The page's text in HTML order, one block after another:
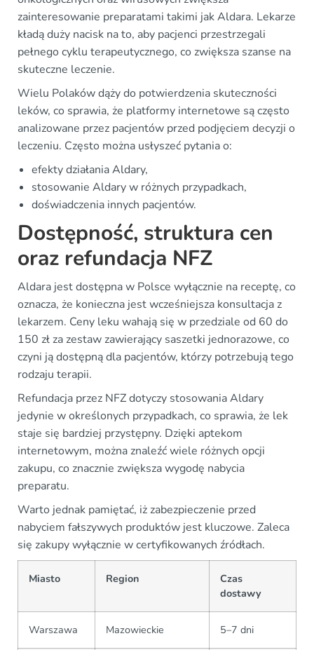
zainteresowanie preparatami takimi jak Aldara. Lekarze
kładą duży nacisk na to, aby pacjenci przestrzegali
pełnego cyklu terapeutycznego, co zwiększa szanse na
skuteczne leczenie.
Wielu Polaków dąży do potwierdzenia skuteczności
leków, co sprawia, że platformy internetowe są często
analizowane przez pacjentów przed podjęciem decyzji o
leczeniu. Często można usłyszeć pytania o:
efekty działania Aldary,
stosowanie Aldary w różnych przypadkach,
doświadczenia innych pacjentów.
Dostępność, struktura cen
oraz refundacja NFZ
Aldara jest dostępna w Polsce wyłącznie na receptę, co
oznacza, że konieczna jest wcześniejsza konsultacja z
lekarzem. Ceny leku wahają się w przedziale od 60 do
150 zł za zestaw zawierający saszetki jednorazowe, co
czyni ją dostępną dla pacjentów, którzy potrzebują tego
rodzaju terapii.
Refundacja przez NFZ dotyczy stosowania Aldary
jedynie w określonych przypadkach, co sprawia, że lek
staje się bardziej przystępny. Dzięki aptekom
internetowym, można znaleźć wiele różnych opcji
zakupu, co znacznie zwiększa wygodę nabycia
preparatu.
Warto jednak pamiętać, iż zabezpieczenie przed
nabyciem fałszywych produktów jest kluczowe. Zaleca
się zakupy wyłącznie w certyfikowanych źródłach.
Miasto Region
Czas
dostawy
Warszawa Mazowieckie 5–7 dni